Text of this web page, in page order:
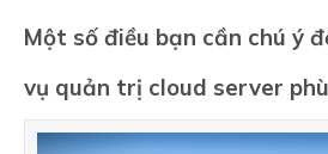
Một số điều bạn cần chú ý
vụ quản trị cloud server